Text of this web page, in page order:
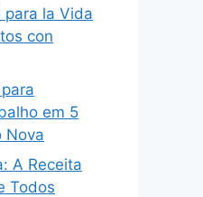
para la Vida
con
em 5
Nova
A Receita
Todos